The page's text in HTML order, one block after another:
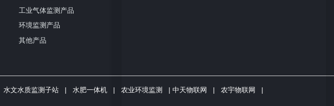
工业气体监测产品
环境监测产品
其他产品
水文水质监测子站 | 水肥一体机 | 农业环境监测 | 中天物联网 | 农宇物联网 |